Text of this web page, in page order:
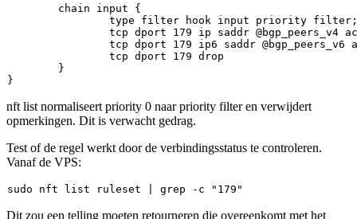
	chain
input {
type
filter hook input priority filter
		tcp dport
179 ip saddr @bgp_peers_v4
		tcp dport
179 ip6 saddr @bgp_peers_v6
		tcp dport
179 drop
nft list normaliseert priority 0 naarpriority filteren verwijdert
opmerkingen. Dit is verwacht gedrag.
Test of de regel werkt door de verbindingsstatus te controleren.
Vanaf de VPS:
sudo nft list ruleset | grep -c "179"
Dit zou een telling moeten retourneren die overeenkomt met het